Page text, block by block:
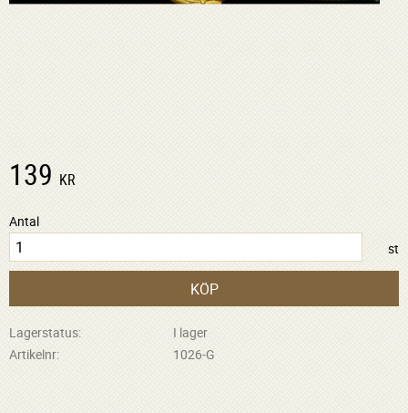
139 KR
Antal
st
KÖP
Lagerstatus
I lager
Artikelnr
1026-G